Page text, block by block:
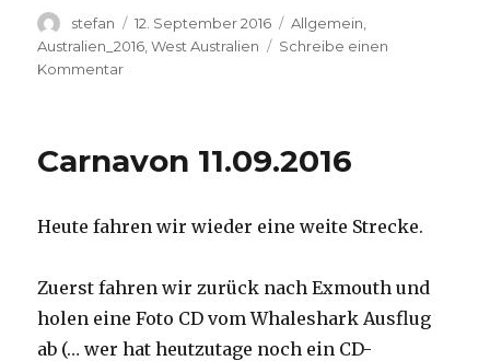
Autor
stefan
Veröffentlicht
am
12. September 2016 Kategorien
Allgemein
Australien_2016 ,West Australien
Schreibe einen
Kommentarzu
Carnavon 11.09.2016
Heute fahren wir wieder eine weite Strecke.
Zuerst fahren wir zurück nach Exmouth und
holen eine Foto CD vom Whaleshark Ausflug
ab (… wer hat heutzutage noch ein CD-